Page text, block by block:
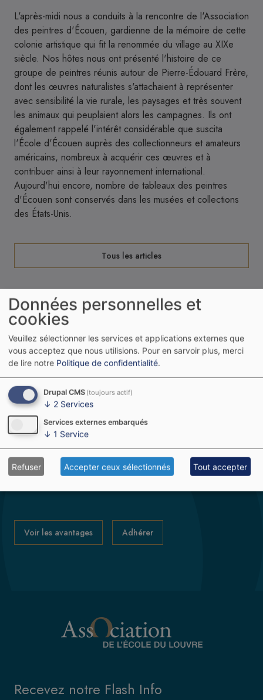
L'après-midi nous a conduits à la rencontre de l'Association
des peintres d'Écouen, gardienne de la mémoire de cette
colonie artistique qui fit la renommée du village au XIXe
siècle. Nos hôtes nous ont présenté l'histoire de ce
groupe de peintres réunis autour de Pierre-Édouard Frère,
dont les œuvres naturalistes s'attachaient à représenter
avec sensibilité la vie rurale, les paysages et très souvent
les animaux qui peuplaient alors les campagnes. Ils ont
également rappelé l'intérêt considérable que suscita
l'École d'Écouen auprès des collectionneurs et amateurs
américains, nombreux à acquérir ces œuvres et à
contribuer ainsi à leur rayonnement international.
Aujourd'hui encore, nombre de tableaux des peintres
d'Écouen sont conservés dans les musées et collections
des États-Unis.
Tous les articles
Pourquoi adhérer
à l’Association ?
L'adhésion est nécessaire pour bénéficier des
services de l'Association. Seuls les adhérents
peuvent participer aux visites, aux conférences,
aux escapades, aux voyages, ainsi qu'au cycle "90
Voir les avantages Adhérer
Recevez notre Flash Info
Données personnelles et
cookies
Veuillez sélectionner les services et applications externes que
vous acceptez que nous utilisions. Pour en sarvoir plus, merci
de lire notre Politique de confidentialité.
Drupal CMS (toujours actif)
↓ 2 Services
Services externes embarqués
↓ 1 Service
Refuser Accepter ceux sélectionnés Tout accepter